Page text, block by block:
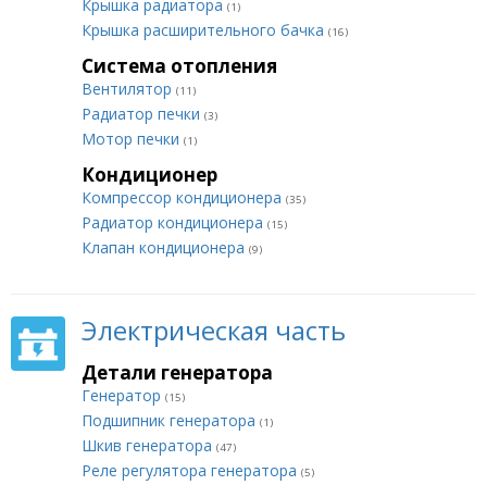
Крышка радиатора (1)
Крышка расширительного бачка (16)
Система отопления
Вентилятор (11)
Радиатор печки (3)
Мотор печки (1)
Кондиционер
Компрессор кондиционера (35)
Радиатор кондиционера (15)
Клапан кондиционера (9)
Электрическая часть
Детали генератора
Генератор (15)
Подшипник генератора (1)
Шкив генератора (47)
Реле регулятора генератора (5)